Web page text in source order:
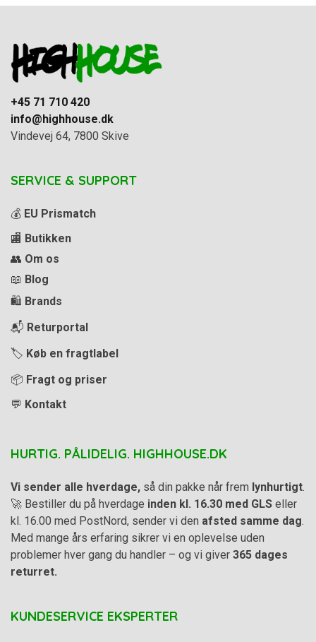
+45 71 710 420
info@highhouse.dk
Vindevej 64, 7800 Skive
SERVICE & SUPPORT
💰 EU Prismatch
🏬 Butikken
👥 Om os
📖 Blog
🛍️ Brands
📬 Returportal
🏷️ Køb en fragtlabel
📦 Fragt og priser
💬 Kontakt
HURTIG. PÅLIDELIG. HIGHHOUSE.DK
Vi sender alle hverdage, så din pakke når frem lynhurtigt
🚀 Bestiller du på hverdage inden kl. 16.30 med GLS eller
kl. 16.00 med PostNord, sender vi den afsted samme dag
Med mange års erfaring sikrer vi en oplevelse uden
problemer hver gang du handler – og vi giver 365 dages
returret.
KUNDESERVICE EKSPERTER